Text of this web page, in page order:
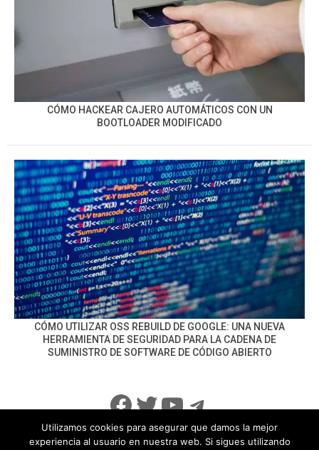
CÓMO HACKEAR CAJERO AUTOMÁTICOS CON UN
BOOTLOADER MODIFICADO
CÓMO UTILIZAR OSS REBUILD DE GOOGLE: UNA NUEVA
HERRAMIENTA DE SEGURIDAD PARA LA CADENA DE
SUMINISTRO DE SOFTWARE DE CÓDIGO ABIERTO
Facebook
Twitter
YouTube
Telegram
Utilizamos cookies para asegurar que damos la mejor
experiencia al usuario en nuestra web. Si sigues utilizando